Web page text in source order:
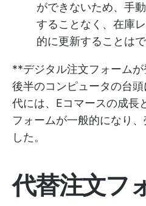
ができないため、手
することなく、在庫
的に更新することはで
**デジタル注文フォーム
後半のコンピュータの台
代には、Eコマースの成長
フォームが一般的になり
した。
代替注文フ